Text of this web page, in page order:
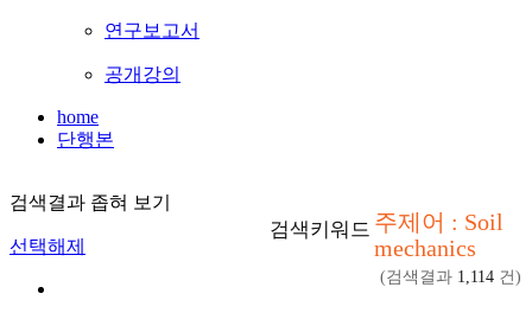
연구보고서
공개강의
home
단행본
검색결과 좁혀 보기
선택해제
검색키워드 주제어 : Soil
mechanics
(검색결과 1,114 건)